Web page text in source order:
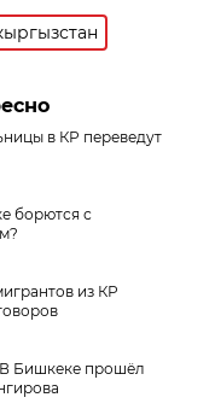
в КР переведут
борются с
из КР
В Бишкеке прошёл